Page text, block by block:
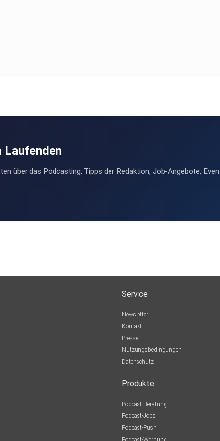
Laufenden
über das Podcasting, Tipps der Redaktion, Job-Angebote,
Service
Newsletter
Kontakt
Presse
Nutzungsbedingungen
Datenschutz
Produkte
Podcast-Beratung
Podcast-Jobs
Podcast-Push
Podcast-Werbung